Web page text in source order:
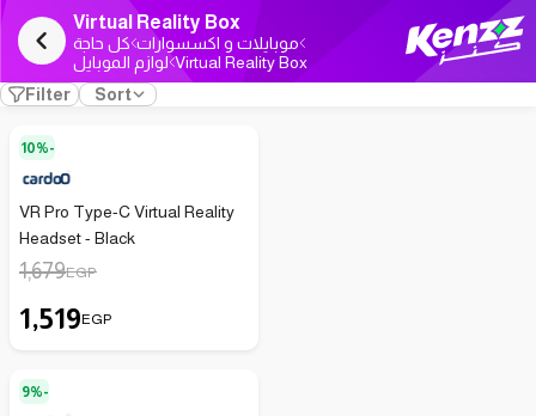
Virtual Reality Box
كل حاجة موبايلات و اكسسوارات
لوازم الموبايل Virtual Reality Box
Filter
Sort
10%-
VR Pro Type-C Virtual Reality
Headset - Black
1,679EGP
1,519EGP
9%-